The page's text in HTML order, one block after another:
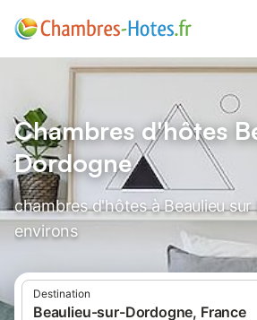
Chambres d'hôtes
Dordogne
chambres d'hôtes à Beaulieu
environs
Destination
Beaulieu-sur-Dordogne, France